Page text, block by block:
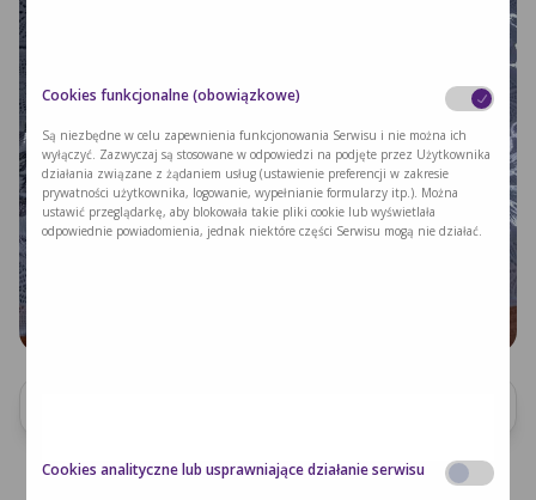
Cookies funkcjonalne (obowiązkowe)
Są niezbędne w celu zapewnienia funkcjonowania Serwisu i nie można ich
wyłączyć. Zazwyczaj są stosowane w odpowiedzi na podjęte przez Użytkownika
działania związane z żądaniem usług (ustawienie preferencji w zakresie
prywatności użytkownika, logowanie, wypełnianie formularzy itp.). Można
ustawić przeglądarkę, aby blokowała takie pliki cookie lub wyświetlała
odpowiednie powiadomienia, jednak niektóre części Serwisu mogą nie działać.
Cookies analityczne lub usprawniające działanie serwisu